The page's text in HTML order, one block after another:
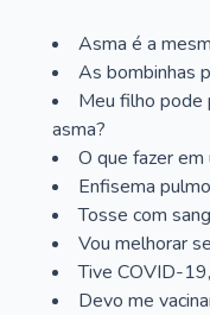
Asma é a
As bombinhas
Meu filho pode
asma?
O que fazer
Enfisema
Tosse com
Vou melhorar
Tive COVID-
Devo me